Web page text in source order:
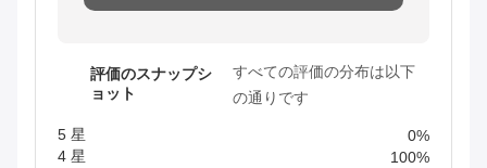
評価のスナップシ
ョット
すべての評価の分布は以下
の通りです
5 星
0%
4 星
100%